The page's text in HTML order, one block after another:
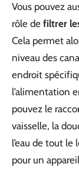
Vous pouvez
rôle de filtrer
Cela permet
niveau des
endroit
l’alimentation
pouvez le
vaisselle, la
l’eau de tout
pour un